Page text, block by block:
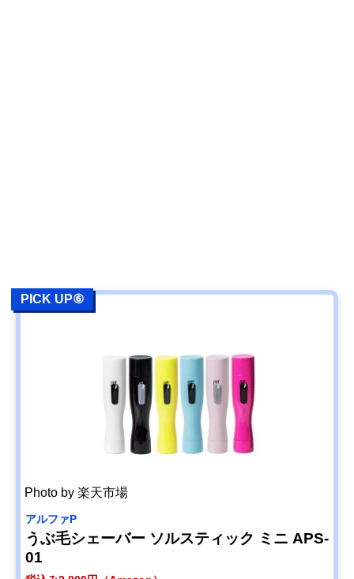
PICK UP⑥
Photo by 楽天市場
アルファP
うぶ毛シェーバー ソルスティック ミニ APS-
01